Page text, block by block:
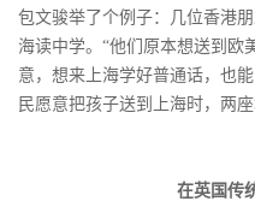
包文骏举了个例子：几位香港
海读中学。“他们原本想送到欧
意，想来上海学好普通话，也
民愿意把孩子送到上海时，两
在英国传